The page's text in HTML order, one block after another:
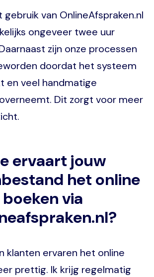
gebruik van OnlineAfspraken.nl
ongeveer twee uur
zijn onze processen
doordat het systeem
en veel handmatige
Dit zorgt voor meer
ervaart jouw
het online
boeken via
klanten ervaren het online
prettig. Ik krijg regelmatig